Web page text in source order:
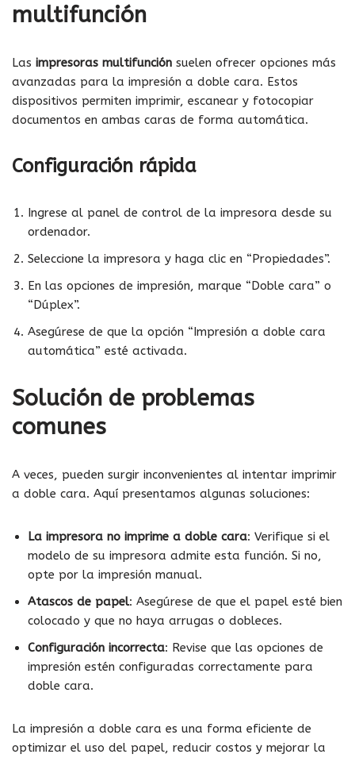
multifunción
Las impresoras multifunción suelen ofrecer opciones más
avanzadas para la impresión a doble cara. Estos
dispositivos permiten imprimir, escanear y fotocopiar
documentos en ambas caras de forma automática.
Configuración rápida
Ingrese al panel de control de la impresora desde su
ordenador.
Seleccione la impresora y haga clic en “Propiedades”.
En las opciones de impresión, marque “Doble cara” o
“Dúplex”.
Asegúrese de que la opción “Impresión a doble cara
automática” esté activada.
Solución de problemas
comunes
A veces, pueden surgir inconvenientes al intentar imprimir
a doble cara. Aquí presentamos algunas soluciones:
La impresora no imprime a doble cara: Verifique si el
modelo de su impresora admite esta función. Si no,
opte por la impresión manual.
Atascos de papel: Asegúrese de que el papel esté bien
colocado y que no haya arrugas o dobleces.
Configuración incorrecta: Revise que las opciones de
impresión estén configuradas correctamente para
doble cara.
La impresión a doble cara es una forma eficiente de
optimizar el uso del papel, reducir costos y mejorar la